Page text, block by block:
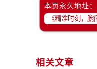
本页永久地址：
相关文章